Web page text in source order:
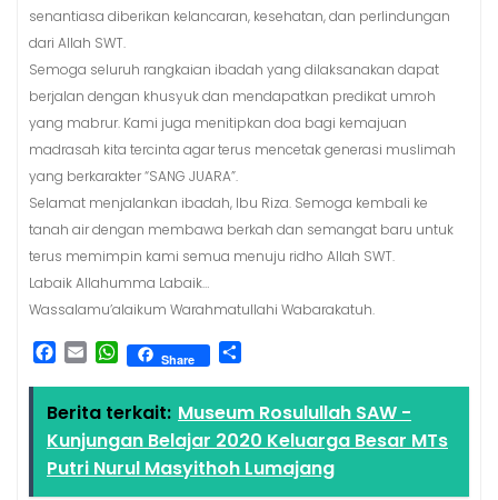
senantiasa diberikan kelancaran, kesehatan, dan perlindungan
dari Allah SWT.
Semoga seluruh rangkaian ibadah yang dilaksanakan dapat
berjalan dengan khusyuk dan mendapatkan predikat umroh
yang mabrur. Kami juga menitipkan doa bagi kemajuan
madrasah kita tercinta agar terus mencetak generasi muslimah
yang berkarakter “SANG JUARA”.
Selamat menjalankan ibadah, Ibu Riza. Semoga kembali ke
tanah air dengan membawa berkah dan semangat baru untuk
terus memimpin kami semua menuju ridho Allah SWT.
Labaik Allahumma Labaik…
Wassalamu’alaikum Warahmatullahi Wabarakatuh.
e
b
o
o
i
l
W
h
t
s
A
p
Share
r
e
Berita terkait: Museum Rosulullah SAW -
Kunjungan Belajar 2020 Keluarga Besar MTs
Putri Nurul Masyithoh Lumajang